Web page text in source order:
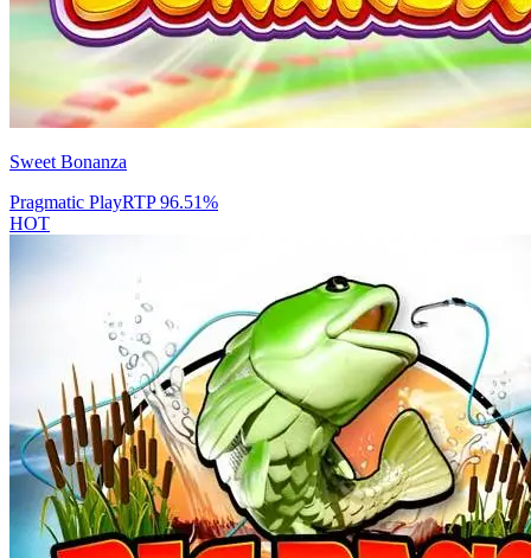
Sweet Bonanza
Pragmatic PlayRTP96.51%
HOT